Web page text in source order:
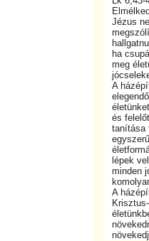
Jézus
ha
meg
A
és
tanítása
lépek
minden
A
Krisztus-